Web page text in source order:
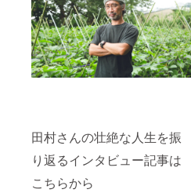
田村さんの壮絶な人生を振
り返るインタビュー記事は
こちらから